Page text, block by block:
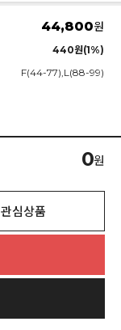
44,800원
440원(1%)
F(44-77),L(88-99)
0원
관심상품